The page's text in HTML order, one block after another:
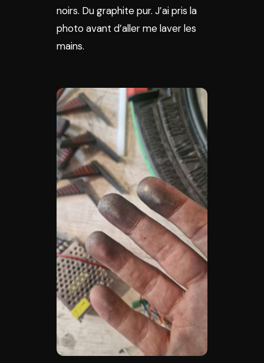
noirs. Du graphite pur. J’ai pris la
photo avant d’aller me laver les
mains.